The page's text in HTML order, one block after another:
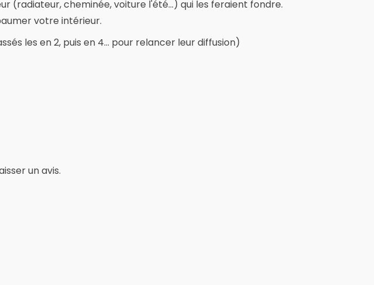
(radiateur, cheminée, voiture l'été...) qui les feraient fondre.
votre intérieur.
les en 2, puis en 4... pour relancer leur diffusion)
un avis.